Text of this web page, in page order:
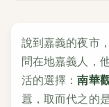
說到嘉義的夜市
問在地嘉義人，
活的選擇：南華
囂，取而代之的